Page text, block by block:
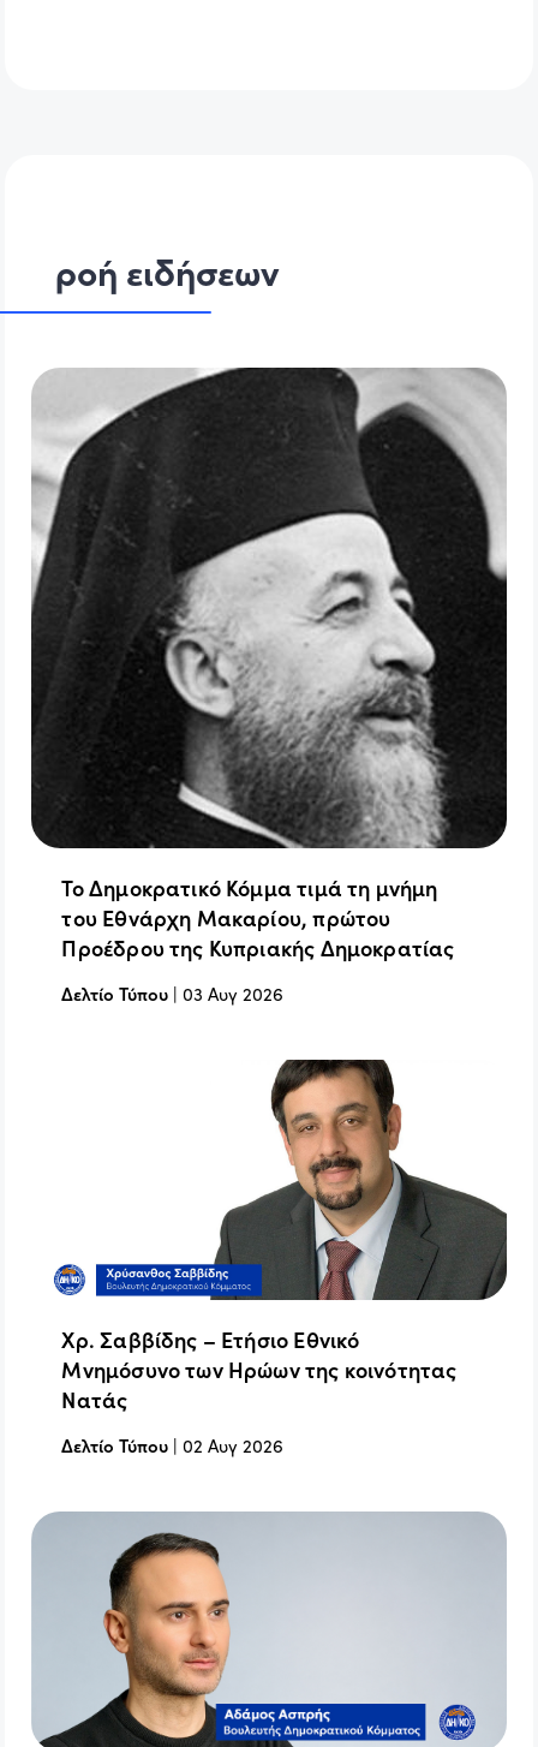
ροή ειδήσεων
Το Δημοκρατικό Κόμμα τιμά τη μνήμη
του Εθνάρχη Μακαρίου, πρώτου
Προέδρου της Κυπριακής Δημοκρατίας
Δελτίο Τύπου |03 Αυγ 2026
Χρ. Σαββίδης – Ετήσιο Εθνικό
Μνημόσυνο των Ηρώων της κοινότητας
Νατάς
Δελτίο Τύπου |02 Αυγ 2026